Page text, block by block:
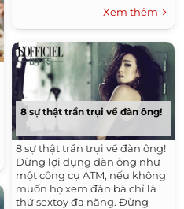
Xem thêm
8 sự thật trần trụi về đàn ông!
8 sự thật trần trụi về đàn ông!
Đừng lợi dụng đàn ông như
một công cụ ATM, nếu không
muốn họ xem đàn bà chỉ là
thứ sextoy đa năng. Đừng